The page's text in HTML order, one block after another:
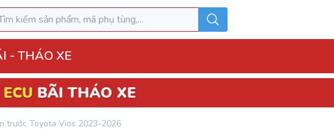
Xe
- THÁO XE
XE
trước Toyota Vios 2023-2026